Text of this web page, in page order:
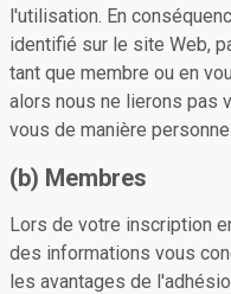
l'utilisation. En
identifié sur le site Web,
tant que membre ou en
alors nous ne lierons pas
vous de manière
(b) Membres
Lors de votre inscription
des informations vous
les avantages de